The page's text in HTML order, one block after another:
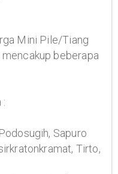
Mini Pile/Tiang
beberapa
:
Sapuro
Tirto,